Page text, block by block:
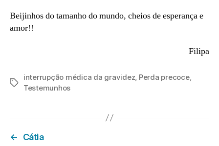
Beijinhos do tamanho do mundo, cheios de esperança e
amor!!
Filipa
Etiquetas
interrupção médica da gravidez Perda precoce,
Testemunhos
←
Cátia